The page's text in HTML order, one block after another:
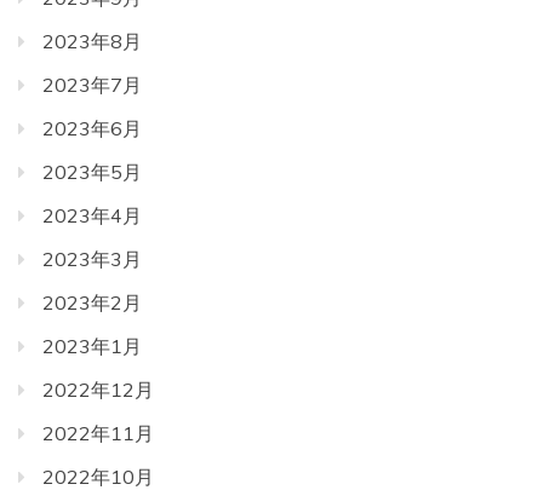
2023年8月
2023年7月
2023年6月
2023年5月
2023年4月
2023年3月
2023年2月
2023年1月
2022年12月
2022年11月
2022年10月